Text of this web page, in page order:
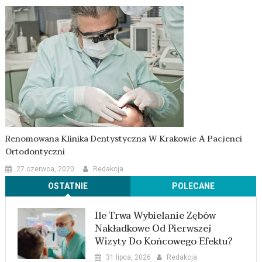
Renomowana Klinika Dentystyczna W Krakowie A Pacjenci
Ortodontyczni
27 czerwca, 2020 Redakcja
OSTATNIE POLECANE
Ile Trwa Wybielanie Zębów
Nakładkowe Od Pierwszej
Wizyty Do Końcowego Efektu?
31 lipca, 2026 Redakcja